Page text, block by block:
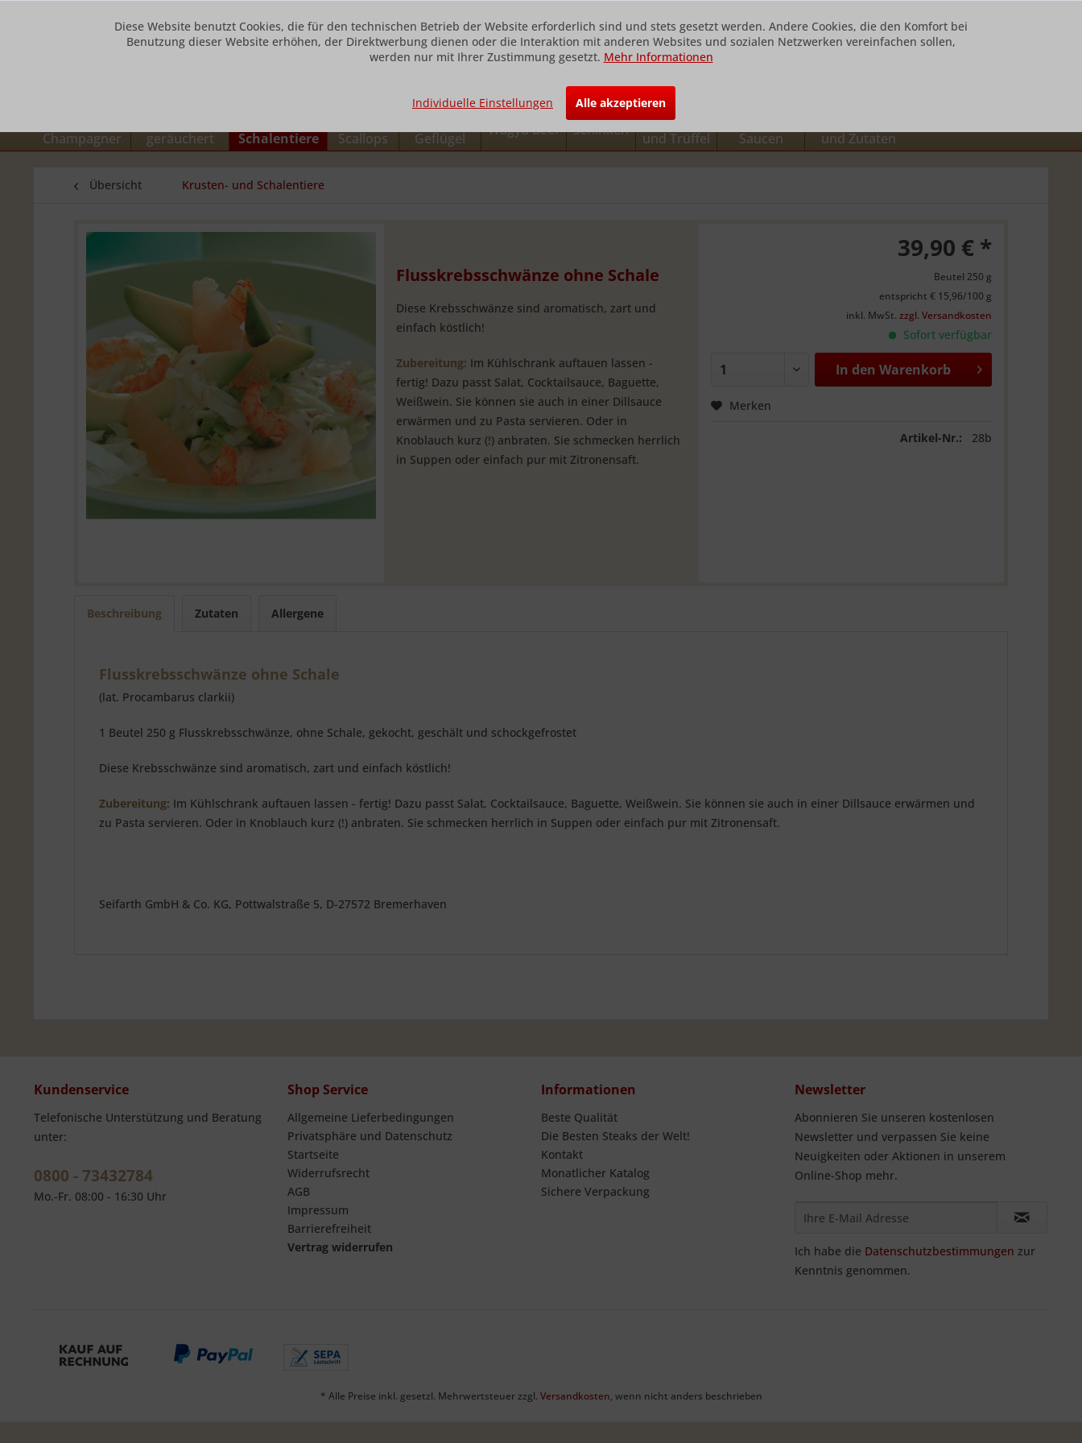
Champagner
geräuchert
Schalentiere
Scallops
Geflügel
Wagyu Beef Schinken
Foie Gras
und Trüffel
Saucen
und Zutaten
Übersicht Krusten- und Schalentiere
Flusskrebsschwänze ohne Schale
Diese Krebsschwänze sind aromatisch, zart und
einfach köstlich!
Zubereitung: Im Kühlschrank auftauen lassen -
fertig! Dazu passt Salat, Cocktailsauce, Baguette,
Weißwein. Sie können sie auch in einer Dillsauce
erwärmen und zu Pasta servieren. Oder in
Knoblauch kurz (!) anbraten. Sie schmecken herrlich
in Suppen oder einfach pur mit Zitronensaft.
39,90 € *
Beutel 250 g
entspricht € 15,96/100 g
inkl. MwSt. zzgl. Versandkosten
Sofort verfügbar
In den Warenkorb
Merken
Artikel-Nr.: 28b
Beschreibung Zutaten Allergene
Flusskrebsschwänze ohne Schale
(lat. Procambarus clarkii)
1 Beutel 250 g Flusskrebsschwänze, ohne Schale, gekocht, geschält und schockgefrostet
Diese Krebsschwänze sind aromatisch, zart und einfach köstlich!
Zubereitung: Im Kühlschrank auftauen lassen - fertig! Dazu passt Salat, Cocktailsauce, Baguette, Weißwein. Sie können sie auch in einer Dillsauce erwärmen und
zu Pasta servieren. Oder in Knoblauch kurz (!) anbraten. Sie schmecken herrlich in Suppen oder einfach pur mit Zitronensaft.
Seifarth GmbH & Co. KG, Pottwalstraße 5, D-27572 Bremerhaven
Kundenservice
Telefonische Unterstützung und Beratung
unter:
0800 - 73432784
Mo.-Fr. 08:00 - 16:30 Uhr
Shop Service
Allgemeine Lieferbedingungen
Privatsphäre und Datenschutz
Startseite
Widerrufsrecht
AGB
Impressum
Barrierefreiheit
Vertrag widerrufen
Informationen
Beste Qualität
Die Besten Steaks der Welt!
Kontakt
Monatlicher Katalog
Sichere Verpackung
Newsletter
Abonnieren Sie unseren kostenlosen
Newsletter und verpassen Sie keine
Neuigkeiten oder Aktionen in unserem
Online-Shop mehr.
Ich habe die Datenschutzbestimmungen zur
Kenntnis genommen.
* Alle Preise inkl. gesetzl. Mehrwertsteuer zzgl. Versandkosten, wenn nicht anders beschrieben
Diese Website benutzt Cookies, die für den technischen Betrieb der Website erforderlich sind und stets gesetzt werden. Andere Cookies, die den Komfort bei
Benutzung dieser Website erhöhen, der Direktwerbung dienen oder die Interaktion mit anderen Websites und sozialen Netzwerken vereinfachen sollen,
werden nur mit Ihrer Zustimmung gesetzt. Mehr Informationen
Individuelle Einstellungen Alle akzeptieren